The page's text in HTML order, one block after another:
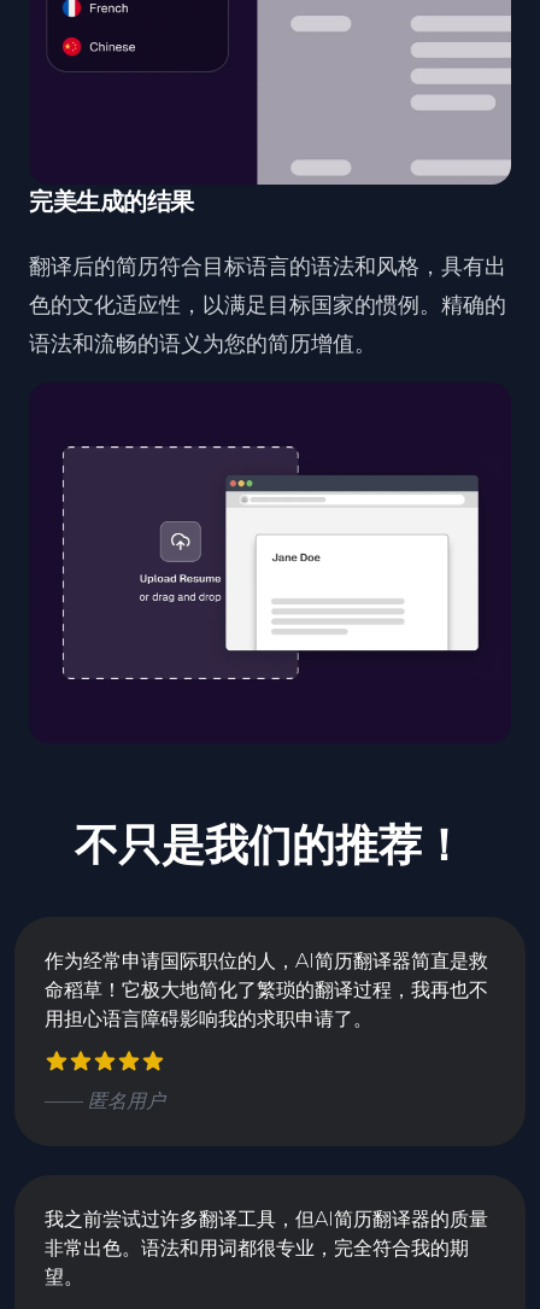
完美生成的结果
翻译后的简历符合目标语言的语法和风格，具有出
色的文化适应性，以满足目标国家的惯例。精确的
语法和流畅的语义为您的简历增值。
不只是我们的推荐！
作为经常申请国际职位的人，AI简历翻译器简直是救
命稻草！它极大地简化了繁琐的翻译过程，我再也不
用担心语言障碍影响我的求职申请了。
—— 匿名用户
我之前尝试过许多翻译工具，但AI简历翻译器的质量
非常出色。语法和用词都很专业，完全符合我的期
望。